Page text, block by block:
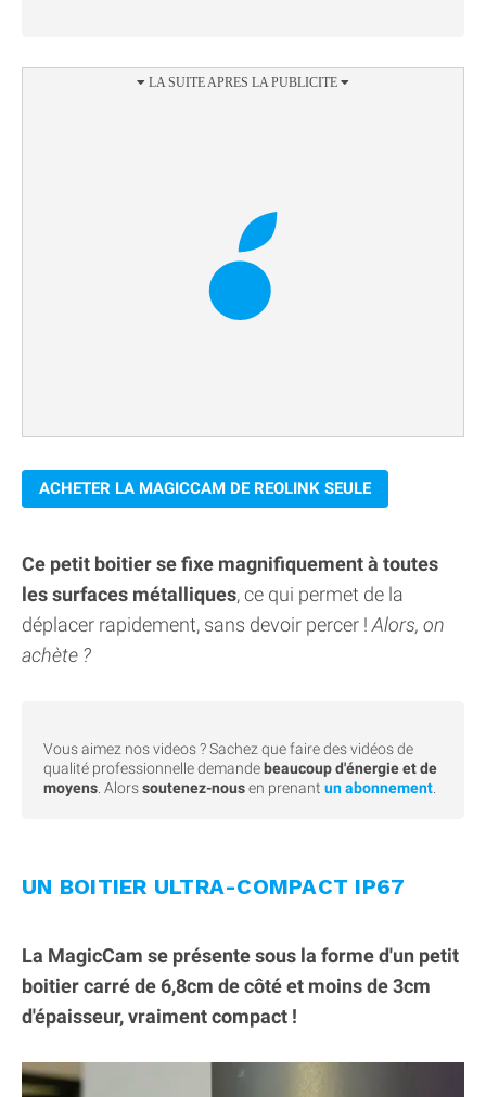
ACHETER LA MAGICCAM DE REOLINK SEULE
Ce petit boitier se fixe magnifiquement à toutes
les surfaces métalliques, ce qui permet de la
déplacer rapidement, sans devoir percer ! Alors, on
achète ?
Vous aimez nos videos ? Sachez que faire des vidéos de
qualité professionnelle demande beaucoup d'énergie et de
moyens . Alorssoutenez-nousen prenant un abonnement
UN BOITIER ULTRA-COMPACT IP67
La MagicCam se présente sous la forme d'un petit
boitier carré de 6,8cm de côté et moins de 3cm
d'épaisseur, vraiment compact !